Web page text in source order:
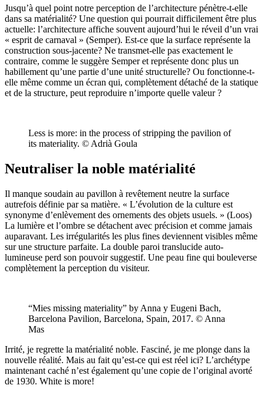
Jusqu’à quel point notre perception de l’architecture pénètre-t-elle
dans sa matérialité? Une question qui pourrait difficilement être plus
actuelle: l’architecture affiche souvent aujourd’hui le réveil d’un vrai
« esprit de carnaval » (Semper). Est-ce que la surface représente la
construction sous-jacente? Ne transmet-elle pas exactement le
contraire, comme le suggère Semper et représente donc plus un
habillement qu’une partie d’une unité structurelle? Ou fonctionne-t-
elle même comme un écran qui, complètement détaché de la statique
et de la structure, peut reproduire n’importe quelle valeur ?
Less is more: in the process of stripping the pavilion of
its materiality. © Adrià Goula
Neutraliser la noble matérialité
Il manque soudain au pavillon à revêtement neutre la surface
autrefois définie par sa matière. « L’évolution de la culture est
synonyme d’enlèvement des ornements des objets usuels. » (Loos)
La lumière et l’ombre se détachent avec précision et comme jamais
auparavant. Les irrégularités les plus fines deviennent visibles même
sur une structure parfaite. La double paroi translucide auto-
lumineuse perd son pouvoir suggestif. Une peau fine qui bouleverse
complètement la perception du visiteur.
“Mies missing materiality” by Anna y Eugeni Bach,
Barcelona Pavilion, Barcelona, Spain, 2017. © Anna
Mas
Irrité, je regrette la matérialité noble. Fasciné, je me plonge dans la
nouvelle réalité. Mais au fait qu’est-ce qui est réel ici? L’archétype
maintenant caché n’est également qu’une copie de l’original avorté
de 1930. White is more!